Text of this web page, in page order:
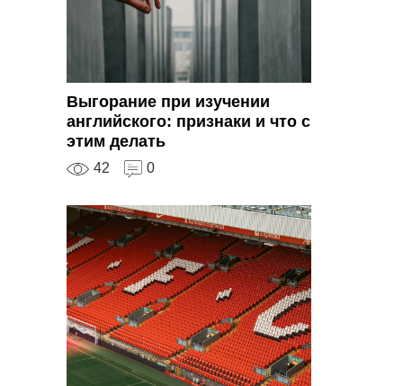
Выгорание при изучении
английского: признаки и что с
этим делать
42 0